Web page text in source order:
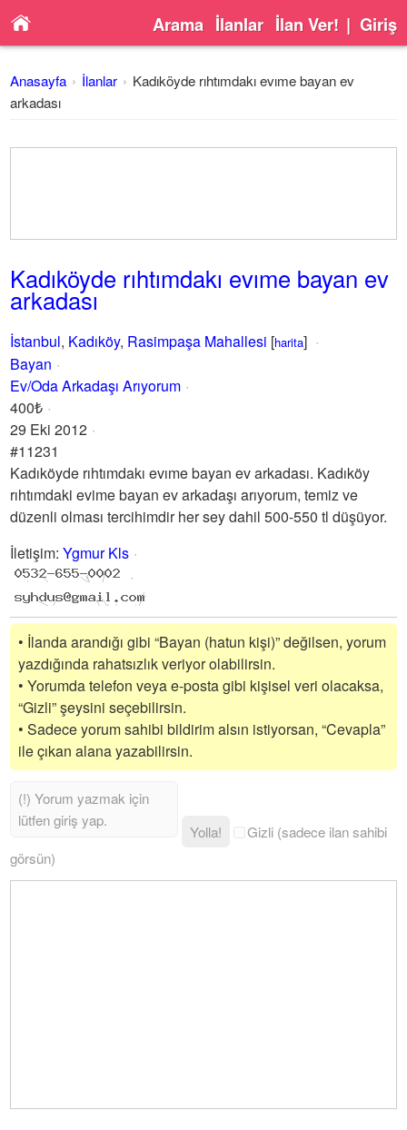
Arama İlanlar İlan Ver! | Giriş
Anasayfa İlanlar
Kadıköyde rıhtımdakı evıme bayan ev
arkadası
Kadıköyde rıhtımdakı evıme bayan ev
arkadası
İstanbul, Kadıköy, Rasimpaşa Mahallesi [harita]
Bayan
Ev/Oda Arkadaşı Arıyorum
400₺
29 Eki 2012
#11231
Kadıköyde rıhtımdakı evıme bayan ev arkadası. Kadıköy
rıhtımdaki evime bayan ev arkadaşı arıyorum, temiz ve
düzenli olması tercihimdir her sey dahil 500-550 tl düşüyor.
İletişim:Ygmur Kls
• İlanda arandığı gibi “Bayan (hatun kişi)” değilsen, yorum
yazdığında rahatsızlık veriyor olabilirsin.
• Yorumda telefon veya e-posta gibi kişisel veri olacaksa,
“Gizli” şeysini seçebilirsin.
• Sadece yorum sahibi bildirim alsın istiyorsan, “Cevapla”
ile çıkan alana yazabilirsin.
Yolla!
Gizli (sadece ilan sahibi
görsün)